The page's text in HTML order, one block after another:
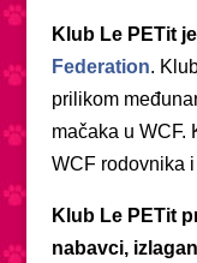
Klub Le PETit
Federation.
prilikom
mačaka u WCF.
WCF rodovnika
Klub Le PETit
nabavci,